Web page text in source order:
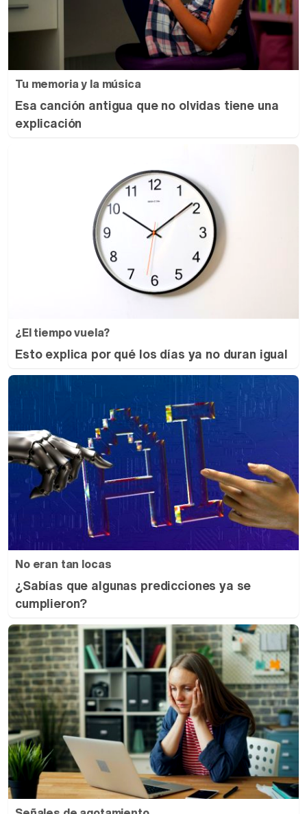
Tu memoria y la música
Esa canción antigua que no olvidas tiene una
explicación
¿El tiempo vuela?
Esto explica por qué los días ya no duran igual
No eran tan locas
¿Sabías que algunas predicciones ya se
cumplieron?